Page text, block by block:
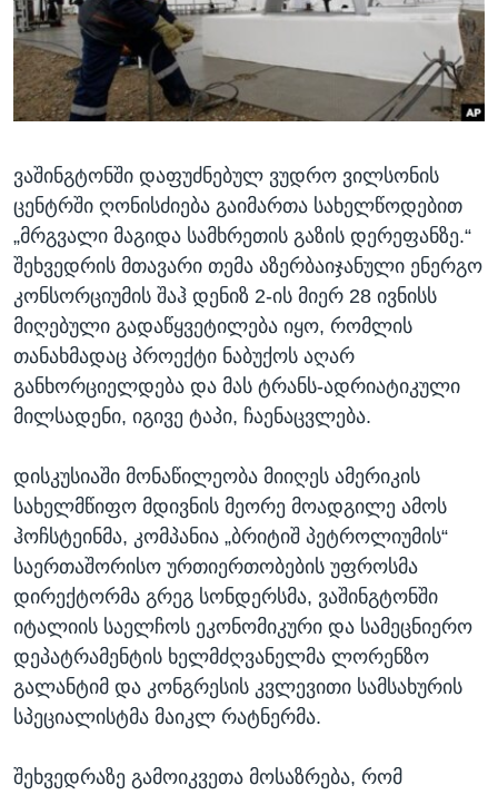
ᲡᲢᲣᲓᲘᲐ ᲕᲐᲨᲘᲜᲒᲢᲝᲜᲘ
ᲔᲙᲝᲜᲝᲛᲘᲙᲐ
ᲯᲐᲜᲛᲠᲗᲔᲚᲝᲑᲐ
ᲛᲔᲪᲜᲘᲔᲠᲔᲑᲐ
ᲙᲣᲚᲢᲣᲠᲐ
ᲒᲐᲚᲘᲚᲔᲝ
ᲓᲔᲖᲘᲜᲤᲝᲠᲛᲐᲪᲘᲐ
Learning English
ᲗᲕᲐᲚᲘ ᲒᲕᲐᲓᲔᲕᲜᲔᲗ
ენები
ვაშინგტონში დაფუძნებულ ვუდრო ვილსონის
ცენტრში ღონისძიება გაიმართა სახელწოდებით
„მრგვალი მაგიდა სამხრეთის გაზის დერეფანზე.“
შეხვედრის მთავარი თემა აზერბაიჯანული ენერგო
კონსორციუმის შაჰ დენიზ 2-ის მიერ 28 ივნისს
მიღებული გადაწყვეტილება იყო, რომლის
თანახმადაც პროექტი ნაბუქოს აღარ
განხორციელდება და მას ტრანს-ადრიატიკული
მილსადენი, იგივე ტაპი, ჩაენაცვლება.
დისკუსიაში მონაწილეობა მიიღეს ამერიკის
სახელმწიფო მდივნის მეორე მოადგილე ამოს
ჰოჩსტეინმა, კომპანია „ბრიტიშ პეტროლიუმის“
საერთაშორისო ურთიერთობების უფროსმა
დირექტორმა გრეგ სონდერსმა, ვაშინგტონში
იტალიის საელჩოს ეკონომიკური და სამეცნიერო
დეპატრამენტის ხელმძღვანელმა ლორენზო
გალანტიმ და კონგრესის კვლევითი სამსახურის
სპეციალისტმა მაიკლ რატნერმა.
შეხვედრაზე გამოიკვეთა მოსაზრება, რომ